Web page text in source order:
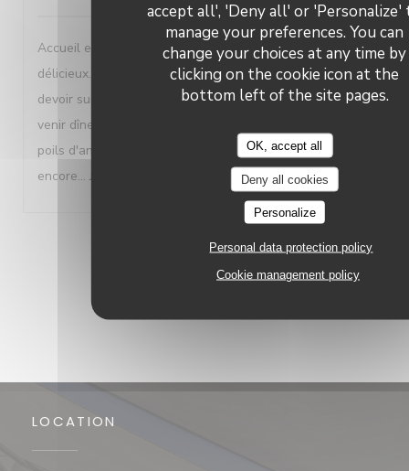
accept all', 'Deny all' or 'Personalize'
manage your preferences. You can
change your choices at any time by
clicking on the cookie icon at the
bottom left of the site pages.
OK, accept all
Deny all cookies
Personalize
Personal data protection policy
Cookie management policy
Accueil et service parfait. Dans les assiettes des mets
délicieux. Lieu de toute beauté. En revanche pénible de
devoir subir les gens qui ne peuvent pas s'empêcher de
venir dîner avec leur chien quand on est allergique aux
poils d'animaux!!! Nous reviendrons encore et encore et
encore... Je recommande vivement
3
LOCATION